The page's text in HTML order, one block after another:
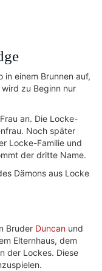
in einem Brunnen auf,
zu Beginn nur
an. Die Locke-
Noch später
Locke-Familie und
der dritte Name.
Dämons aus Locke
Bruder Duncan und
Elternhaus, dem
der Lockes. Diese